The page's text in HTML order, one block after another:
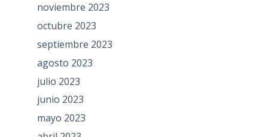
noviembre 2023
octubre 2023
septiembre 2023
agosto 2023
julio 2023
junio 2023
mayo 2023